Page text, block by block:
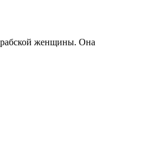
женщины. Она